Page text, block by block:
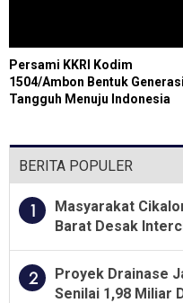
Persami KKRI Kodim
1504/Ambon Bentuk Generasi
Tangguh Menuju Indonesia
BERITA POPULER
1
Masyarakat
Barat Desak
2
Proyek Drainase
Senilai 1,98 Miliar